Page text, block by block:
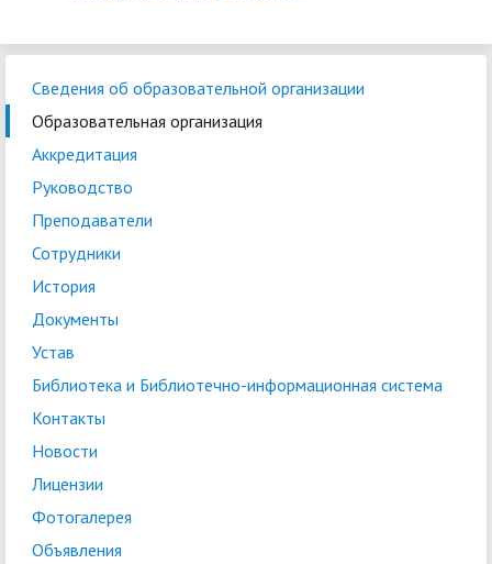
Сведения об образовательной организации
Образовательная организация
Аккредитация
Руководство
Преподаватели
Сотрудники
История
Документы
Устав
Библиотека и Библиотечно-информационная система
Контакты
Новости
Лицензии
Фотогалерея
Объявления